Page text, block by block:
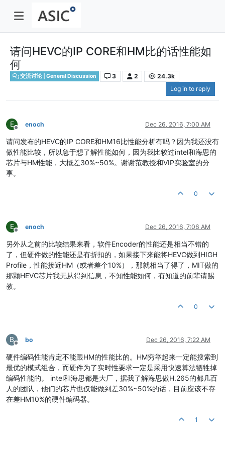
请问HEVC的IP CORE和HM比的话性能如
何
交流讨论 | General Discussion 3 2
24.3k
Log in to reply
E
Offline
enoch Dec 26, 2016, 7:00 AM
请问发布的HEVC的IP CORE和HM16比性能分析有吗？因为我还没有
做性能比较，所以急于想了解性能如何，因为我比较过intel和海思的
芯片与HM性能，大概差30%~50%。谢谢范教授和VIP实验室的分
享。
0
E
Offline
enoch Dec 26, 2016, 7:06 AM
另外从之前的比较结果来看，软件Encoder的性能还是相当不错的
了，但硬件做的性能还是有折扣的，如果接下来能将HEVC做到HIGH
Profile，性能接近HM（或者差个10%），那就相当了得了，MIT做的
那颗HEVC芯片我无从得到信息，不知性能如何，有知道的前辈请赐
教。
0
B
Offline
bo Dec 26, 2016, 7:22 AM
硬件编码性能肯定不能跟HM的性能比的。HM穷举起来一定能搜索到
最优的模式组合，而硬件为了实时性要求一定是采用快速算法牺牲掉
编码性能的。 intel和海思都是大厂，据我了解海思做H.265的都几百
人的团队，他们的芯片也仅能做到差30%~50%的话，目前应该不存
在差HM10%的硬件编码器。
1